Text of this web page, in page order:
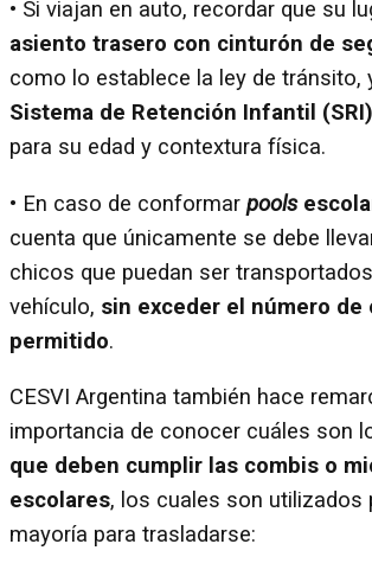
• Si viajan en auto, recordar que su
asiento trasero con cinturón de
como lo establece la ley de tránsito,
Sistema de Retención Infantil (SRI)
para su edad y contextura física.
• En caso de conformar pools
cuenta que únicamente se debe
chicos que puedan ser
vehículo, sin exceder el número de
permitido.
CESVI Argentina también hace
importancia de conocer cuáles son
que deben cumplir las combis o
escolares, los cuales son utilizados
mayoría para trasladarse: